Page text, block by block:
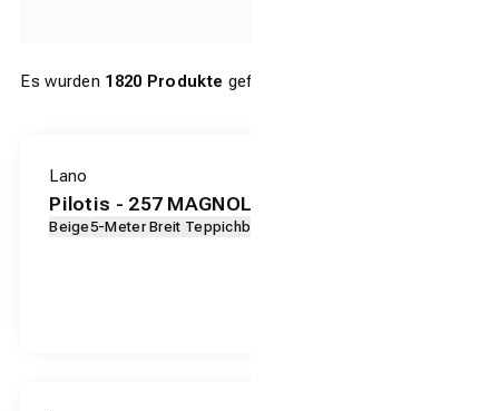
Es wurden 1820 Produkte gefunden.
Lano
Pilotis - 257 MAGNOLIA
Beige5-Meter Breit Teppichboden